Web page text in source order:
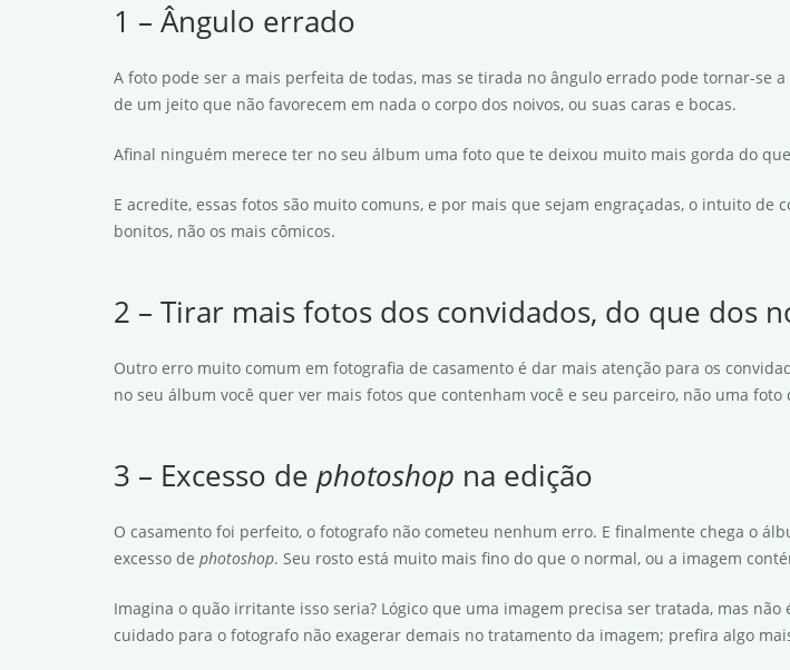
1 – Ângulo errado
A foto pode ser a mais perfeita de todas, mas se tirada no ângulo errado pode tornar-
de um jeito que não favorecem em nada o corpo dos noivos, ou suas caras e bocas.
Afinal ninguém merece ter no seu álbum uma foto que te deixou muito mais gorda do
E acredite, essas fotos são muito comuns, e por mais que sejam engraçadas, o intuito
bonitos, não os mais cômicos.
2 – Tirar mais fotos dos convidados, do que dos
Outro erro muito comum em fotografia de casamento é dar mais atenção para os
no seu álbum você quer ver mais fotos que contenham você e seu parceiro, não uma
3 – Excesso de photoshop na edição
O casamento foi perfeito, o fotografo não cometeu nenhum erro. E finalmente chega o
excesso de photoshop. Seu rosto está muito mais fino do que o normal, ou a imagem
Imagina o quão irritante isso seria? Lógico que uma imagem precisa ser tratada, mas
cuidado para o fotografo não exagerar demais no tratamento da imagem; prefira algo